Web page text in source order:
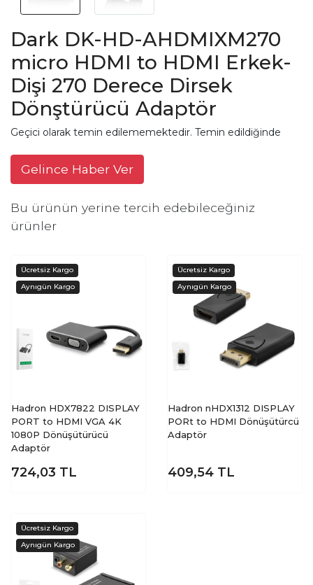
Dark DK-HD-AHDMIXM270
micro HDMI to HDMI Erkek-
Dişi 270 Derece Dirsek
Dönştürücü Adaptör
Geçici olarak temin edilememektedir. Temin edildiğinde
Gelince Haber Ver
Bu ürünün yerine tercih edebileceğiniz
ürünler
Hadron HDX7822 DISPLAY
PORT to HDMI VGA 4K
1080P Dönüşütürücü
Adaptör
724,03 TL
Hadron nHDX1312 DISPLAY
PORt to HDMI Dönüşütürcü
Adaptör
409,54 TL